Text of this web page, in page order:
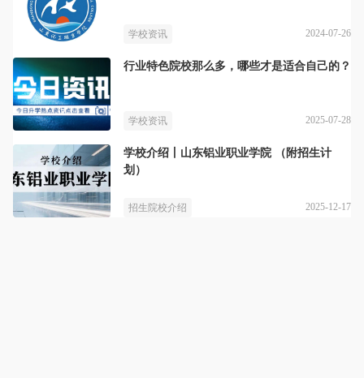
学校资讯 2024-07-26
行业特色院校那么多，哪些才是适合自己的？
学校资讯 2025-07-28
学校介绍丨山东铝业职业学院 （附招生计
划）
招生院校介绍 2025-12-17